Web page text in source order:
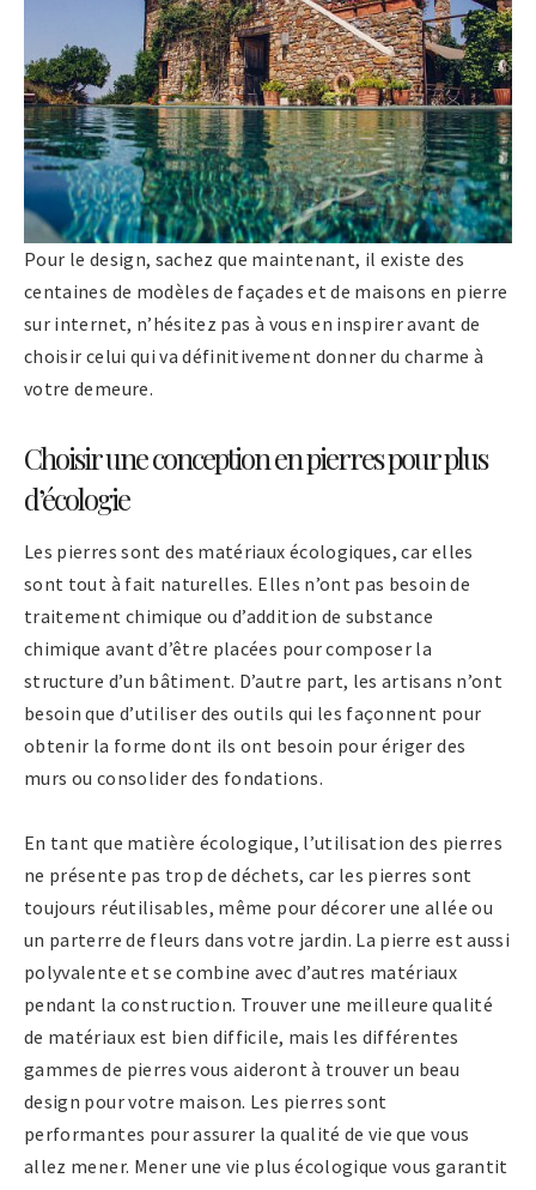
Pour le design, sachez que maintenant, il existe des
centaines de modèles de façades et de maisons en pierre
sur internet, n’hésitez pas à vous en inspirer avant de
choisir celui qui va définitivement donner du charme à
votre demeure.
Choisir une conception en pierres pour plus
d’écologie
Les pierres sont des matériaux écologiques, car elles
sont tout à fait naturelles. Elles n’ont pas besoin de
traitement chimique ou d’addition de substance
chimique avant d’être placées pour composer la
structure d’un bâtiment. D’autre part, les artisans n’ont
besoin que d’utiliser des outils qui les façonnent pour
obtenir la forme dont ils ont besoin pour ériger des
murs ou consolider des fondations.
En tant que matière écologique, l’utilisation des pierres
ne présente pas trop de déchets, car les pierres sont
toujours réutilisables, même pour décorer une allée ou
un parterre de fleurs dans votre jardin. La pierre est aussi
polyvalente et se combine avec d’autres matériaux
pendant la construction. Trouver une meilleure qualité
de matériaux est bien difficile, mais les différentes
gammes de pierres vous aideront à trouver un beau
design pour votre maison. Les pierres sont
performantes pour assurer la qualité de vie que vous
allez mener. Mener une vie plus écologique vous garantit